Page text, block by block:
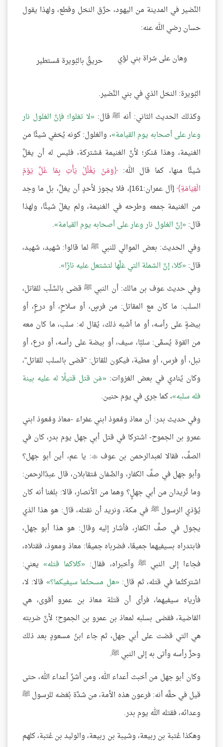
النَّضير في المدينة من اليهود، حرَّق النخل وقطع، ولهذا يقول
حسان رضي الله عنه:
وهان على سُراة بني لؤي حريقٌ بالبُويرة مُستطير
البُويرة: النخل الذي في بني النَّضير.
وكذلك الحديث الثاني: أنه ﷺ قال: لا تغلوا؛ فإنَّ الغلول نار
وعار على أصحابه يوم القيامة ، والغلول: كونه يُخفي شيئًا من
الغنيمة، وهذا مُنكر؛ لأنَّ الغنيمة مُشتركة، فليس له أن يغلَّ
شيئًا منها، كما قال الله: وَمَنْ يَغْلُلْ يَأْتِ بِمَا غَلَّ يَوْمَ
الْقِيَامَةِ
[آل عمران:161]، فلا يجوز لأحدٍ أن يغلَّ، بل ما وجد
من الغنيمة جمعه وطرحه في الغنيمة، ولم يغلّ شيئًا، ولهذا
قال: إنَّ الغلول نار وعار على أصحابه يوم القيامة .
وفي الحديث: بعض الموالي للنبي ﷺ لما قالوا: شهيد، شهيد،
قال: كلا، إنَّ الشملة التي غلَّها لتشتعل عليه نارًا .
وفي حديث عوف بن مالك: أن النبي ﷺ قضى بالسَّلَب للقاتل،
السلب: ما كان مع المقاتل: من فرسٍ، أو سلاحٍ، أو درعٍ، أو
بيضةٍ على رأسه، أو ما أشبه ذلك، يُقال له: سلب، ما كان معه
من القوة يُسمَّى: سلبًا، سيف، أو بيضة على رأسه، أو درع، أو
نبل، أو فرس، أو مطية، فيكون للقاتل: "قضى بالسلب للقاتل"،
وكان يُنادي في بعض الغزوات: مَن قتل قتيلًا له عليه بينة
فله سلبه ، كما جرى في يوم حنين.
وفي حديث بدر: أن معاذ ومُعوذ ابني عفراء -معاذ ومُعوذ ابني
عمرو بن الجموح- اشتركا في قتل أبي جهل يوم بدر، كان في
الصفِّ، فقالا لعبدالرحمن بن عوف: يا عم، أين أبو جهل؟
وأبو جهل في صفِّ الكفار، والصَّفان مُتقابلان، قال عبدُالرحمن:
وما تُريدان من أبي جهلٍ؟ وهما من الأنصار، قالا: بلغنا أنه كان
يُؤذي الرسول ﷺ في مكة، ونريد أن نقتله، قال: هو هذا الذي
يجول في صفِّ الكفار، فأشار إليه وقال: هو هذا أبو جهل،
فابتدراه بسيفيهما جميعًا، فضرباه جميعًا: معاذ ومعوذ، فقتلاه،
فجاءا إلى النبي ﷺ وأخبراه، فقال:
كلاكما قتله يعني:
اشتركتُما في قتله، ثم قال: هل مسحتُما سيفيكما؟ قالا: لا،
فأرياه سيفيهما، فرأى أن قتلة معاذ بن عمرو أقوى، هي
القاضية، فقضى بسلبه لمعاذ بن عمرو بن الجموح؛ لأنَّ ضربته
هي التي قضت على أبي جهل، ثم جاء ابنُ مسعودٍ بعد ذلك
وحزَّ رأسه وأتى به إلى النبي ﷺ.
وكان أبو جهل من أخبث أعداء الله، ومن أشرِّ أعداء الله، حتى
قيل في حقِّه أنه: فرعون هذه الأمة، من شدَّة بُغضه للرسول ﷺ
وعدائه، فقتله الله يوم بدر.
وهكذا عُتبة بن ربيعة، وشيبة بن ربيعة، والوليد بن عُتبة، كلهم